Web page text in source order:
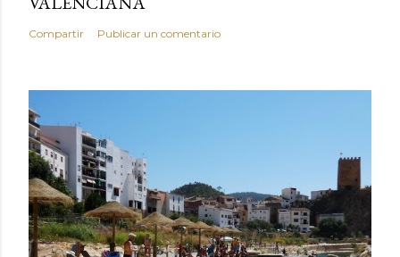
Compartir Publicar un comentario